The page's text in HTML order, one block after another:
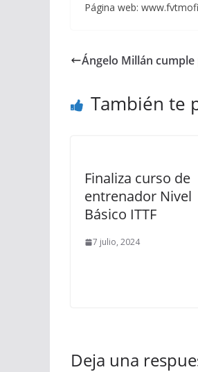
Página web:
Ángelo Millán
También te
Finaliza curso de
entrenador Nivel
Básico ITTF
7 julio, 2024
Deja una